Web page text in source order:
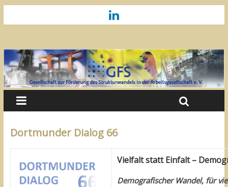
Dortmunder Dialog 66
Vielfalt statt Einfalt –
Demografischer Wandel, für